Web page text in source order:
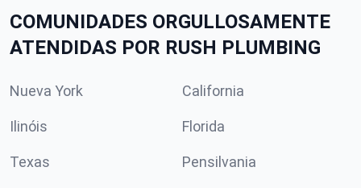
COMUNIDADES ORGULLOSAMENTE
ATENDIDAS POR RUSH PLUMBING
Nueva York California
Ilinóis Florida
Texas Pensilvania